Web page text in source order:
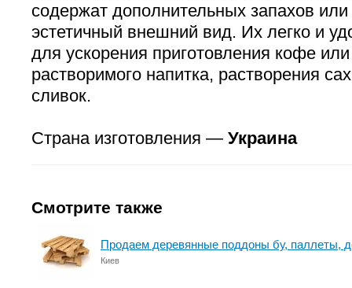
содержат дополнительных запахов
эстетичный внешний вид. Их легко и
для ускорения приготовления кофе или
растворимого напитка, растворения
сливок.
Страна изготовления — Украина
Смотрите также
Продаем деревянные поддоны бу, паллеты,
Киев